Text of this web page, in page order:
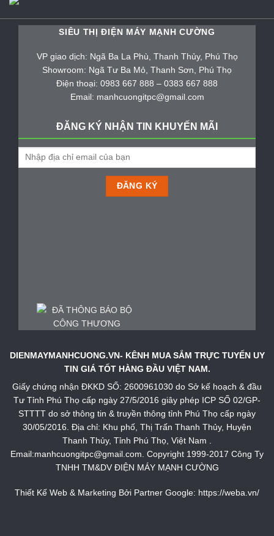
SIÊU THỊ ĐIỆN MÁY MẠNH CƯỜNG
VP giao dịch: Ngã Ba La Phù, Thanh Thủy, Phú Thọ
Showroom: Ngã Tư Ba Mỏ, Thanh Sơn, Phú Thọ
Điện thoại: 0983 667 888 – 0383 667 888
Email: manhcuongitpc@gmail.com
ĐĂNG KÝ NHẬN TIN KHUYẾN MÃI
DIENMAYMANHCUONG.VN- KÊNH MUA SẮM TRỰC TUYẾN UY
TIN GIÁ TỐT HÀNG ĐẦU VIỆT NAM.
Giấy chứng nhận ĐKKD SỐ: 2600961030 do Sở kế hoạch & đầu
Tư Tỉnh Phú Thọ cấp ngày 27/5/2016 giây phép ICP SỐ 02/GP-
STTTT do sở thông tin & truyền thông tỉnh Phú Thọ cấp ngày
30/05/2016. Địa chỉ: Khu phố, Thị Trấn Thanh Thủy, Huyện
Thanh Thủy, Tỉnh Phú Thọ, Việt Nam .
Email:manhcuongitpc@gmail.com. Copyright 1999-2017 Công Ty
TNHH TM&DV ĐIỆN MÁY MẠNH CƯỜNG
Thiết Kế Web & Marketing Bởi Partner Google: https://weba.vn/